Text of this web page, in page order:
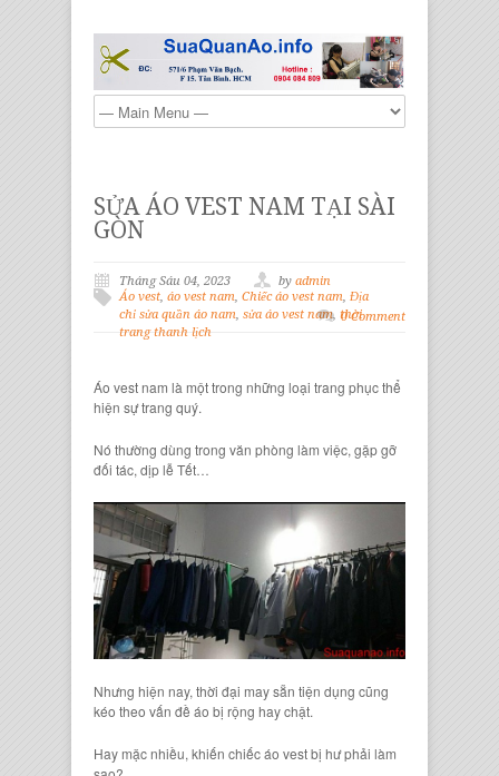
SỬA ÁO VEST NAM TẠI SÀI
GÒN
Tháng Sáu 04, 2023 by admin
Áo vest, áo vest nam, Chiếc áo vest nam, Địa
chỉ sửa quần áo nam, sửa áo vest nam, thời
trang thanh lịch
0 Comment
Áo vest nam là một trong những loại trang phục thể
hiện sự trang quý.
Nó thường dùng trong văn phòng làm việc, gặp gỡ
đối tác, dịp lễ Tết…
Nhưng hiện nay, thời đại may sẵn tiện dụng cũng
kéo theo vấn đề áo bị rộng hay chật.
Hay mặc nhiều, khiến chiếc áo vest bị hư phải làm